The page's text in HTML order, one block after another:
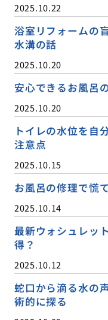
2025.10.22
浴室リフォームの
水溝の話
2025.10.20
安心できるお風呂
2025.10.20
トイレの水位を自
注意点
2025.10.15
お風呂の修理で慌
2025.10.14
最新ウォシュレッ
得？
2025.10.12
蛇口から滴る水の
術的に探る